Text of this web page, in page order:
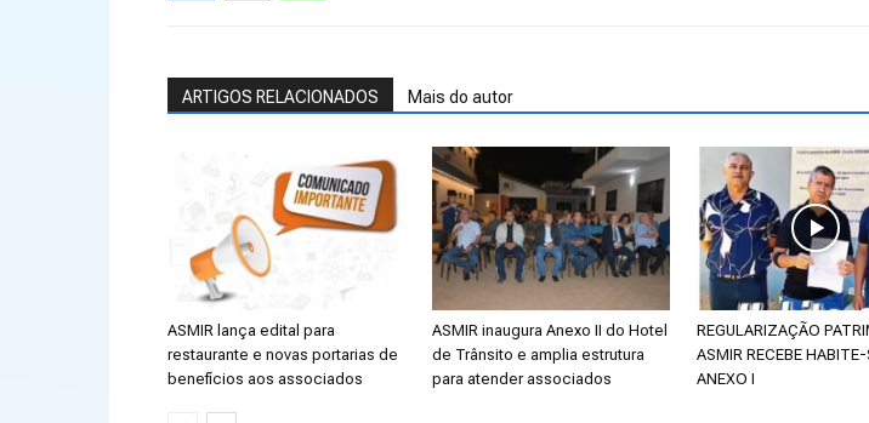
ARTIGOS RELACIONADOS Mais do autor
ASMIR lança edital para
restaurante e novas portarias de
benefícios aos associados
ASMIR inaugura Anexo II do Hotel
de Trânsito e amplia estrutura
para atender associados
REGULARIZAÇÃO
ASMIR RECEBE
ANEXO I